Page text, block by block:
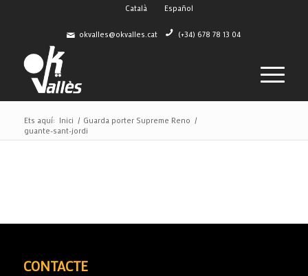
Català Español
okvalles@okvalles.cat (+34) 678 78 13 04
Ets aquí: Inici / Guarda porter Supreme Reno /
guante-sant-jordi
CONTACTE